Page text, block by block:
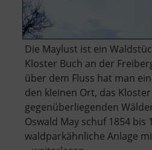
Die Maylust ist ein
Kloster Buch an der
über dem Fluss hat man
den kleinen Ort, das
gegenüberliegenden
Oswald May schuf 1854 bis
waldparkähnliche Anlage